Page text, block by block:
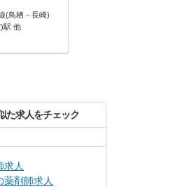
(鳥栖－長崎)
駅 他
た求人をチェック
求人
薬剤師求人